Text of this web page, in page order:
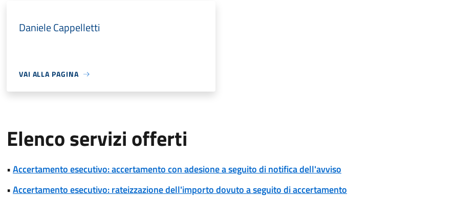
Daniele Cappelletti
VAI ALLA PAGINA
Elenco servizi offerti
•Accertamento esecutivo: accertamento con adesione a seguito di notifica dell'avviso
•Accertamento esecutivo: rateizzazione dell'importo dovuto a seguito di accertamento